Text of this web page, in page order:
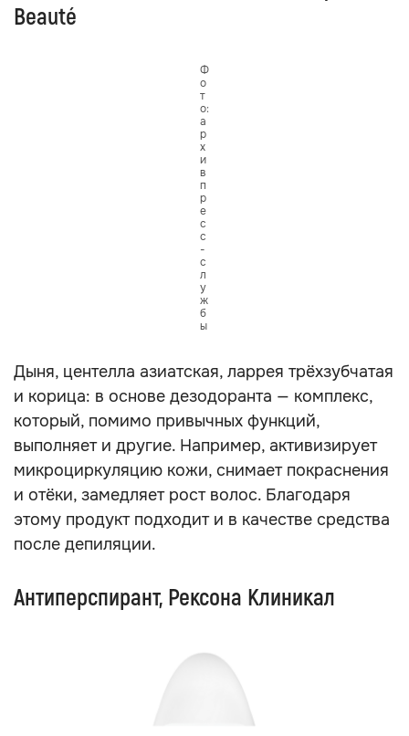
Beauté
Ф
о
т
о:
а
р
х
и
в
п
р
е
с
с
-
с
л
у
ж
б
ы
Дыня, центелла азиатская, ларрея трёхзубчатая
и корица: в основе дезодоранта — комплекс,
который, помимо привычных функций,
выполняет и другие. Например, активизирует
микроциркуляцию кожи, снимает покраснения
и отёки, замедляет рост волос. Благодаря
этому продукт подходит и в качестве средства
после депиляции.
Антиперспирант, Рексона Клиникал